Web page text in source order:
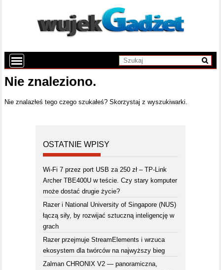
Nie znaleziono.
Nie znalazłeś tego czego szukałeś? Skorzystaj z wyszukiwarki.
OSTATNIE WPISY
Wi-Fi 7 przez port USB za 250 zł – TP-Link
Archer TBE400U w teście. Czy stary komputer
może dostać drugie życie?
Razer i National University of Singapore (NUS)
łączą siły, by rozwijać sztuczną inteligencję w
grach
Razer przejmuje StreamElements i wrzuca
ekosystem dla twórców na najwyższy bieg
Zalman CHRONIX V2 — panoramiczna,